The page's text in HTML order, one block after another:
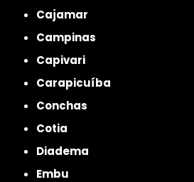
Cajamar
Campinas
Capivari
Carapicuíba
Conchas
Cotia
Diadema
Embu